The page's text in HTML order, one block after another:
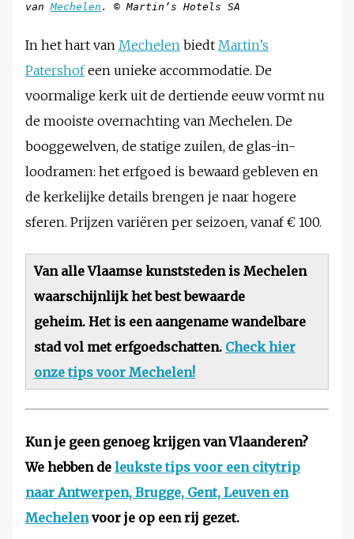
vanMechelen . © Martin’s Hotels SA
In het hart van Mechelen biedt Martin’s
Patershofeen unieke accommodatie. De
voormalige kerk uit de dertiende eeuw vormt nu
de mooiste overnachting van Mechelen. De
booggewelven, de statige zuilen, de glas-in-
loodramen: het erfgoed is bewaard gebleven en
de kerkelijke details brengen je naar hogere
sferen. Prijzen variëren per seizoen, vanaf € 100.
Van alle Vlaamse kunststeden is Mechelen
waarschijnlijk het best bewaarde
geheim. Het is een aangename wandelbare
stad vol met erfgoedschatten. Check hier
onze tips voor Mechelen!
Kun je geen genoeg krijgen van Vlaanderen?
We hebben de leukste tips voor een citytrip
naar Antwerpen, Brugge, Gent, Leuven en
Mechelenvoor je op een rij gezet.